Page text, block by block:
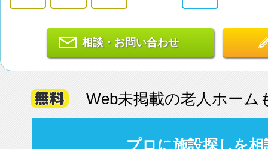
相談・お問い合わせ
Web未掲載の老人ホーム
プロに施設探しを